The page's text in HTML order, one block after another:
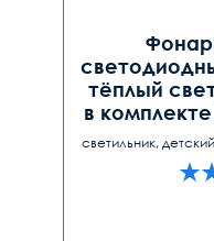
тёплый
в
светильник,